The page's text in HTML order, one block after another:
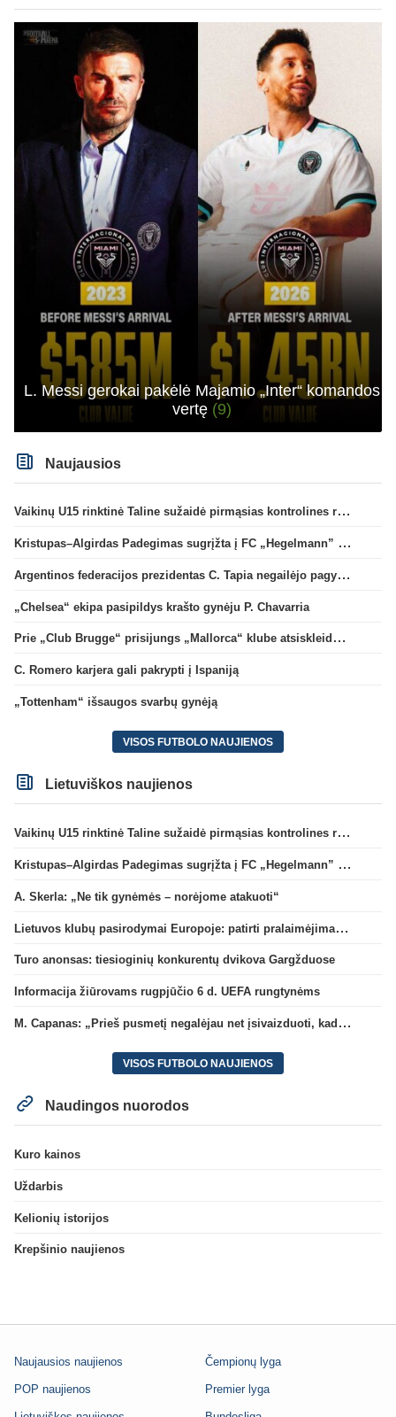
L. Messi gerokai pakėlė Majamio „Inter“ komandos
vertę (9)
Naujausios
Vaikinų U15 rinktinė Taline sužaidė pirmąsias kontrolines rungtynes
Kristupas–Algirdas Padegimas sugrįžta į FC „Hegelmann” B sudėtį
Argentinos federacijos prezidentas C. Tapia negailėjo pagyrų G. Infantino
„Chelsea“ ekipa pasipildys krašto gynėju P. Chavarria
Prie „Club Brugge“ prisijungs „Mallorca“ klube atsiskleidęs J. Virgili
C. Romero karjera gali pakrypti į Ispaniją
„Tottenham“ išsaugos svarbų gynėją
VISOS FUTBOLO NAUJIENOS
Lietuviškos naujienos
Vaikinų U15 rinktinė Taline sužaidė pirmąsias kontrolines rungtynes
Kristupas–Algirdas Padegimas sugrįžta į FC „Hegelmann” B sudėtį
A. Skerla: „Ne tik gynėmės – norėjome atakuoti“
Lietuvos klubų pasirodymai Europoje: patirti pralaimėjimai Kroatijos atstovams
Turo anonsas: tiesioginių konkurentų dvikova Gargžduose
Informacija žiūrovams rugpjūčio 6 d. UEFA rungtynėms
M. Capanas: „Prieš pusmetį negalėjau net įsivaizduoti, kad žaisime prieš „Hajduk“
VISOS FUTBOLO NAUJIENOS
Naudingos nuorodos
Kuro kainos
Uždarbis
Kelionių istorijos
Krepšinio naujienos
Naujausios naujienos
POP naujienos
Čempionų lyga
Premier lyga